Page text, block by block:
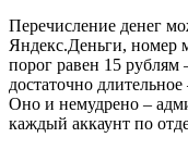
Перечисление денег
Яндекс.Деньги, номер
порог равен 15
достаточно
Оно и немудрено –
каждый аккаунт по